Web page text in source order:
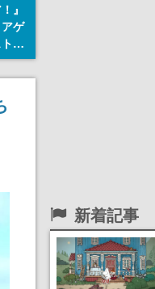
』
ゲ
は
異
、
山
新着記事